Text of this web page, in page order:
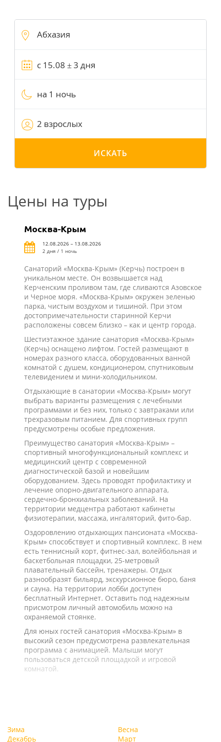
на 1 ночь
2 взрослых
ИСКАТЬ
Цены на туры
Москва-Крым
12.08.2026 – 13.08.2026
2 дня / 1 ночь
Санаторий «Москва-Крым» (Керчь) построен в
уникальном месте. Он возвышается над
Керченским проливом там, где сливаются Азовское
и Черное моря. «Москва-Крым» окружен зеленью
парка, чистым воздухом и тишиной. При этом
достопримечательности старинной Керчи
расположены совсем близко – как и центр города.
Шестиэтажное здание санатория «Москва-Крым»
(Керчь) оснащено лифтом. Гостей размещают в
номерах разного класса, оборудованных ванной
комнатой с душем, кондиционером, спутниковым
телевидением и мини-холодильником.
Отдыхающие в санатории «Москва-Крым» могут
выбрать варианты размещения с лечебными
программами и без них, только с завтраками или
трехразовым питанием. Для спортивных групп
предусмотрены особые предложения.
Преимущество санатория «Москва-Крым» –
спортивный многофункциональный комплекс и
медицинский центр с современной
диагностической базой и новейшим
оборудованием. Здесь проводят профилактику и
лечение опорно-двигательного аппарата,
сердечно-бронхиальных заболеваний. На
территории медцентра работают кабинеты
физиотерапии, массажа, ингаляторий, фито-бар.
Оздоровлению отдыхающих пансионата «Москва-
Крым» способствует и спортивный комплекс. В нем
есть теннисный корт, фитнес-зал, волейбольная и
баскетбольная площадки, 25-метровый
плавательный бассейн, тренажеры. Отдых
разнообразят бильярд, экскурсионное бюро, баня
и сауна. На территории лобби доступен
бесплатный Интернет. Оставить под надежным
присмотром личный автомобиль можно на
охраняемой стоянке.
Для юных гостей санатория «Москва-Крым» в
высокий сезон предусмотрена развлекательная
программа с анимацией. Малыши могут
пользоваться детской площадкой и игровой
комнатой.
Зима
Декабрь
Весна
Март